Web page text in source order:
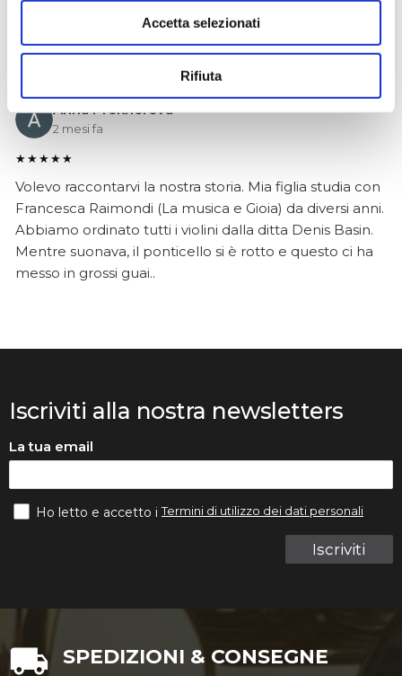
Accetta selezionati
Rifiuta
dimostrato serio e professionale,..
Anna Prokhorova
2 mesi fa
★★★★★
Volevo raccontarvi la nostra storia. Mia figlia studia con
Francesca Raimondi (La musica e Gioia) da diversi anni.
Abbiamo ordinato tutti i violini dalla ditta Denis Basin.
Mentre suonava, il ponticello si è rotto e questo ci ha
messo in grossi guai..
Iscriviti alla nostra newsletters
La tua email
Iscriviti
Ho letto e accetto iTermini di utilizzo dei dati personali
SPEDIZIONI & CONSEGNE